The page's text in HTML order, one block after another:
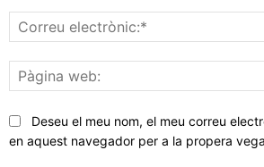
Deseu el meu nom, el meu correu
en aquest navegador per a la propera